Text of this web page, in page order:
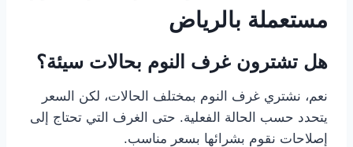
مستعملة بالرياض
هل تشترون غرف النوم بحالات سيئة؟
نعم، نشتري غرف النوم بمختلف الحالات، لكن السعر
يتحدد حسب الحالة الفعلية. حتى الغرف التي تحتاج إلى
إصلاحات نقوم بشرائها بسعر مناسب.